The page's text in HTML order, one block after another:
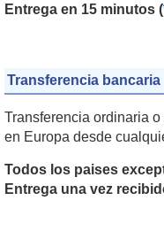
Entrega en 15 minutos (
Transferencia bancaria
Transferencia ordinaria
en Europa desde
Todos los paises
Entrega una vez